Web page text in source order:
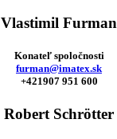
Vlastimil Furman
Konateľ spoločnosti
furman@imatex.sk
+421907 951 600
Robert Schrötter